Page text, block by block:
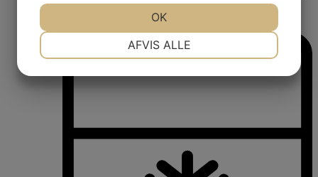
Vinkøleskabe
AFVIS ALLE
OK